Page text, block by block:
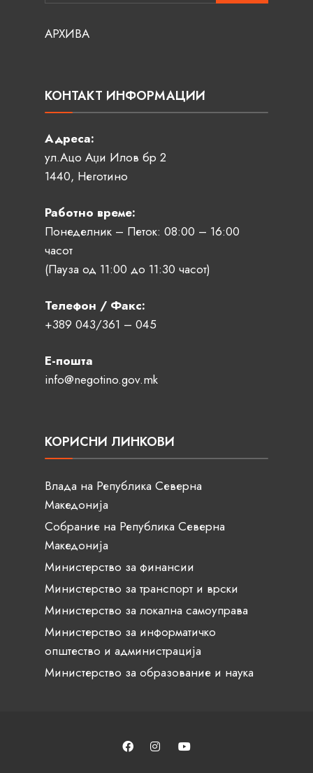
АРХИВА
КОНТАКТ ИНФОРМАЦИИ
Адреса:
ул.Ацо Аџи Илов бр 2
1440, Неготино
Работно време:
Понеделник – Петок: 08:00 – 16:00
часот
(Пауза од 11:00 до 11:30 часот)
Телефон / Факс:
+389 043/361 – 045
Е-пошта
info@negotino.gov.mk
КОРИСНИ ЛИНКОВИ
Влада на Република Северна
Македонија
Собрание на Република Северна
Македонија
Министерство за финансии
Министерство за транспорт и врски
Министерство за локална самоуправа
Министерство за информатичко
општество и администрација
Министерство за образование и наука